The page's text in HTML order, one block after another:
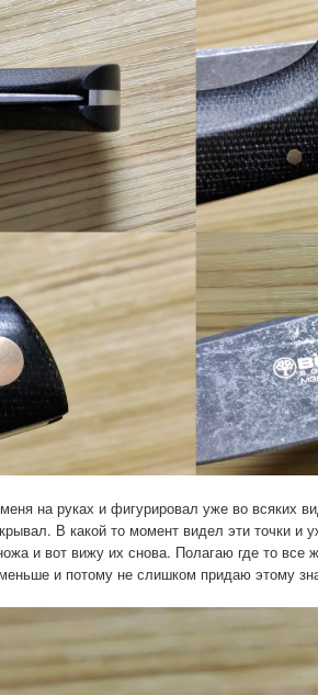
на руках и фигурировал уже во всяких
В какой то момент видел эти точки и
и вот вижу их снова. Полагаю где то все
и потому не слишком придаю этому